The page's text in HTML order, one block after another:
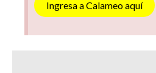
Ingresa a Calameo aquí